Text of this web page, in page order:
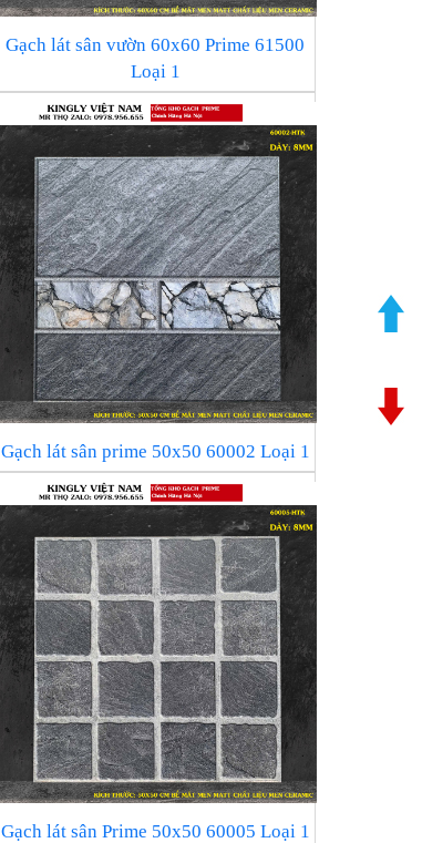
Gạch lát sân vườn 60x60 Prime 61500
Loại 1
Gạch lát sân prime 50x50 60002 Loại 1
Gạch lát sân Prime 50x50 60005 Loại 1